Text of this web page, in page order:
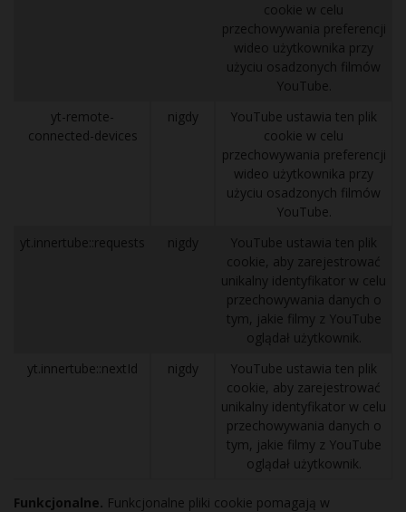
cookie w celu
przechowywania preferencji
wideo użytkownika przy
użyciu osadzonych filmów
YouTube.
yt-remote-
connected-devices
nigdy
YouTube ustawia ten plik
cookie w celu
przechowywania preferencji
wideo użytkownika przy
użyciu osadzonych filmów
YouTube.
yt.innertube::requests
nigdy
YouTube ustawia ten plik
cookie, aby zarejestrować
unikalny identyfikator w celu
przechowywania danych o
tym, jakie filmy z YouTube
oglądał użytkownik.
yt.innertube::nextId
nigdy
YouTube ustawia ten plik
cookie, aby zarejestrować
unikalny identyfikator w celu
przechowywania danych o
tym, jakie filmy z YouTube
oglądał użytkownik.
Funkcjonalne. Funkcjonalne pliki cookie pomagają w